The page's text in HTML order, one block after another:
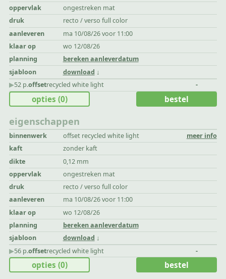
oppervlak
ongestreken mat
druk
recto / verso full color
aanleveren
ma 10/08/26 voor 11:00
klaar op
wo 12/08/26
planning
bereken aanleverdatum
sjabloon
download
▶︎52 p.offsetrecycled white light -
eigenschappen
binnenwerk offset recycled white light
meer info
kaft
zonder kaft
dikte
0,12 mm
oppervlak
ongestreken mat
druk
recto / verso full color
aanleveren
ma 10/08/26 voor 11:00
klaar op
wo 12/08/26
planning
bereken aanleverdatum
sjabloon
download
opties (0) bestel
▶︎56 p.offsetrecycled white light -
opties (0) bestel